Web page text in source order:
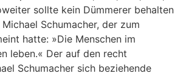
sollte kein Dümmerer behalten
Schumacher, der zum
hatte: »Die Menschen im
leben.« Der auf den recht
Schumacher sich beziehende